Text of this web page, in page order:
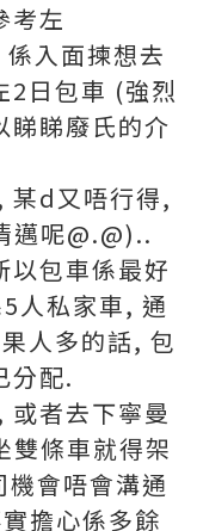
考左
入面揀想去
2日包車 (強烈
睇睇廢氏的介
某d又唔行得,
邁呢@.@)..
以包車係最好
人私家車, 通
人多的話, 包
分配.
或者去下寧曼
雙條車就得架
會唔會溝通
擔心係多餘